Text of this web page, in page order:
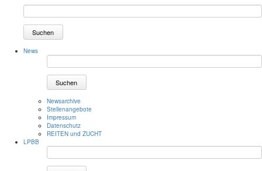
Suchen
News
Suchen
Newsarchive
Stellenangebote
Impressum
Datenschutz
REITEN und ZUCHT
LPBB